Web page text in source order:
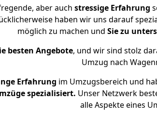
aber auch stressige Erfahrung
haben wir uns darauf
möglich zu machen und Sie zu
besten Angebote, und wir sind stolz
Umzug nach
Erfahrung im Umzugsbereich und
spezialisiert. Unser Netzwerk
alle Aspekte eines